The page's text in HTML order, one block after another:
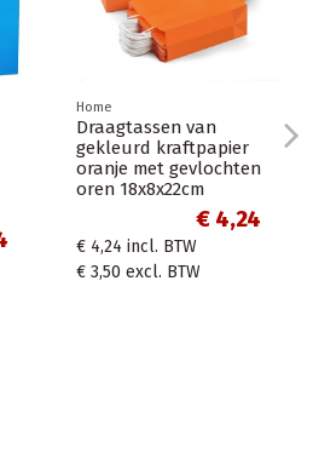
van
kraftpapier
gevlochten
BTW
Home
50 Zwarte
Draagtassen
gekleurd
met
26+12x34cm